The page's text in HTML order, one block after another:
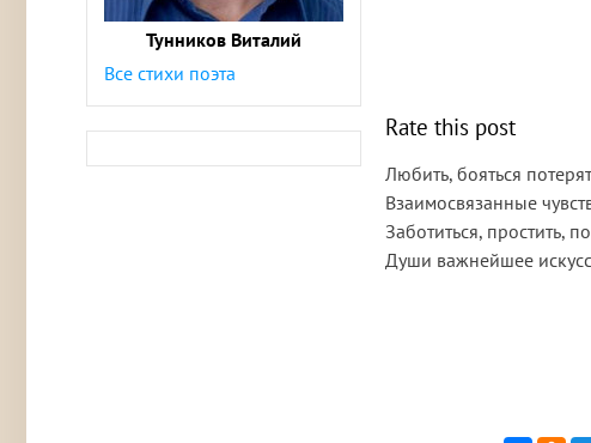
Тунников Виталий
Все стихи поэта
Rate this post
Любить, бояться
Взаимосвязанные
Заботиться, простить,
Души важнейшее